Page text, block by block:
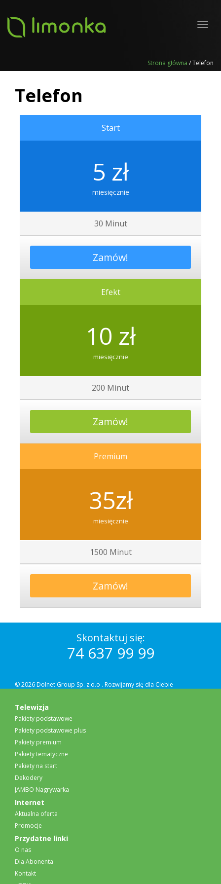
Strona główna /Telefon
Telefon
Start
5 zł
miesięcznie
30 Minut
Zamów!
Efekt
10 zł
miesięcznie
200 Minut
Zamów!
Premium
35zł
miesięcznie
1500 Minut
Zamów!
Skontaktuj się:
74 637 99 99
© 2026 Dolnet Group Sp. z.o.o . Rozwijamy się dla Ciebie
Telewizja
Pakiety podstawowe
Pakiety podstawowe plus
Pakiety premium
Pakiety tematyczne
Pakiety na start
Dekodery
JAMBO Nagrywarka
Internet
Aktualna oferta
Promocje
Przydatne linki
O nas
Dla Abonenta
Kontakt